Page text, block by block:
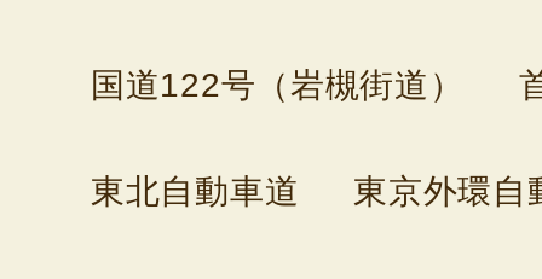
国道122号（岩槻街道）
東北自動車道 東京外環自